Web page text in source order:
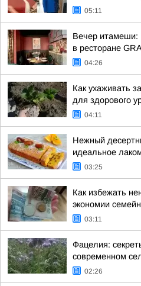
05:11
Вечер итамеши:
в ресторане
04:26
Как ухаживать
для здорового
04:11
Нежный
идеальное
03:25
Как избежать
экономии
03:11
Фацелия:
современном
02:26